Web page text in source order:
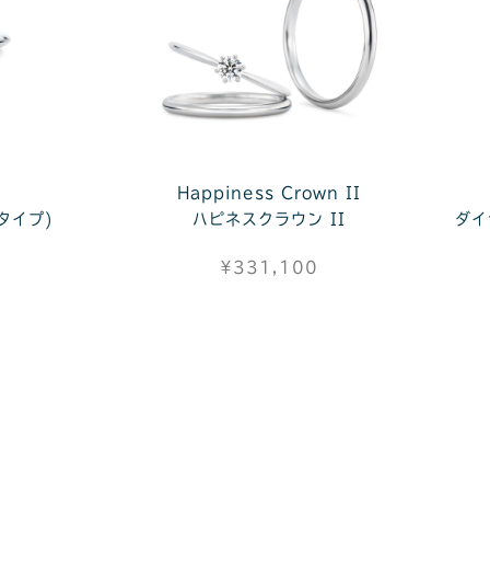
イプ)
Happiness Crown II
ハピネスクラウン II
¥331,100
ダ